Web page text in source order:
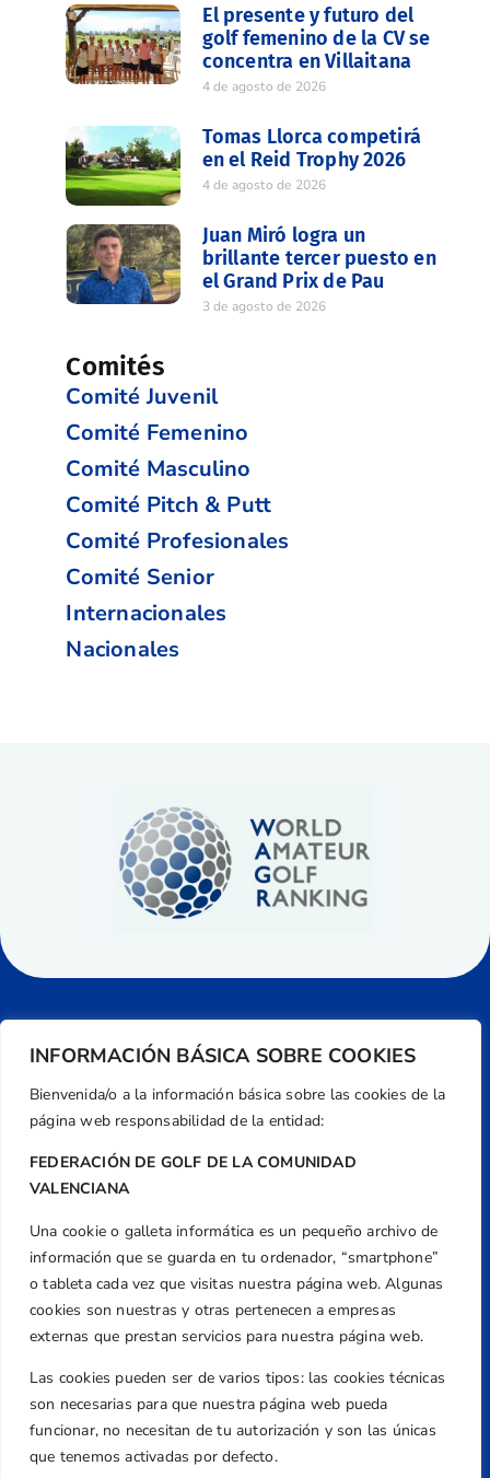
INFORMACIÓN BÁSICA SOBRE COOKIES
Bienvenida/o a la información básica sobre las cookies de la
página web responsabilidad de la entidad:
FEDERACIÓN DE GOLF DE LA COMUNIDAD
VALENCIANA
Una cookie o galleta informática es un pequeño archivo de
información que se guarda en tu ordenador, “smartphone”
o tableta cada vez que visitas nuestra página web. Algunas
cookies son nuestras y otras pertenecen a empresas
externas que prestan servicios para nuestra página web.
Las cookies pueden ser de varios tipos: las cookies técnicas
son necesarias para que nuestra página web pueda
funcionar, no necesitan de tu autorización y son las únicas
que tenemos activadas por defecto.
El presente y futuro del
golf femenino de la CV se
concentra en Villaitana
4 de agosto de 2026
Tomas Llorca competirá
en el Reid Trophy 2026
4 de agosto de 2026
Juan Miró logra un
brillante tercer puesto en
el Grand Prix de Pau
3 de agosto de 2026
Comités
Comité Juvenil
Comité Femenino
Comité Masculino
Comité Pitch & Putt
Comité Profesionales
Comité Senior
Internacionales
Nacionales
Dirección
Centre de L´Esport, Carrer d'Isaac Peral i
Caballero, Nº 5, Despachos 2 y 3, 46980,
Valencia
+34 961 367 799
Email
federacion@golfcv.com